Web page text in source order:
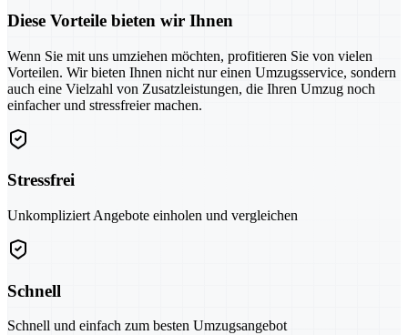
Diese Vorteile bieten wir Ihnen
Wenn Sie mit uns umziehen möchten, profitieren Sie von vielen
Vorteilen. Wir bieten Ihnen nicht nur einen Umzugsservice, sondern
auch eine Vielzahl von Zusatzleistungen, die Ihren Umzug noch
einfacher und stressfreier machen.
Stressfrei
Unkompliziert Angebote einholen und vergleichen
Schnell
Schnell und einfach zum besten Umzugsangebot